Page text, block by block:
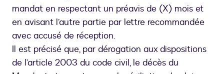
mandat en respectant un préavis de (X) mois et
en avisant l’autre partie par lettre recommandée
avec accusé de réception.
Il est précisé que, par dérogation aux dispositions
de l’article 2003 du code civil, le décès du